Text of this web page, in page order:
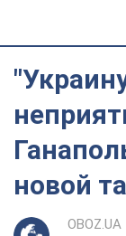
новой
OBOZ.UA